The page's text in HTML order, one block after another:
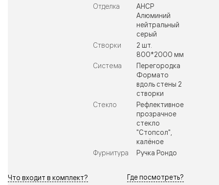
Отделка
АНСР
Алюминий
нейтральный
серый
Створки
2 шт.
800*2000 мм
Система
Перегородка
Формато
вдоль стены 2
створки
Стекло
Рефлективное
прозрачное
стекло
"Стопсол",
калёное
Фурнитура
Ручка Рондо
Что входит в комплект? Где посмотреть?